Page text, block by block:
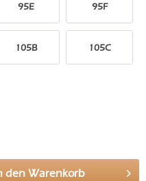
95E 95F
105B 105C
den Warenkorb